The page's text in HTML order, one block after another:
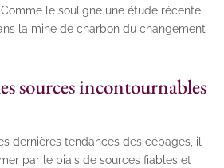
le souligne une étude récente,
la mine de charbon du changement
sources incontournables
dernières tendances des cépages, il
par le biais de sources fiables et